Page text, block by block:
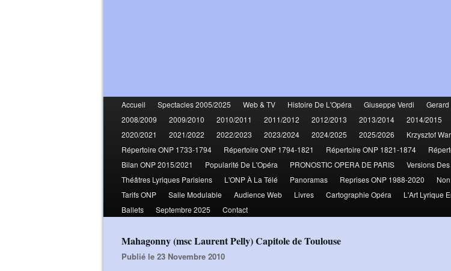
Accueil Spectacles 2005/2025 Web & TV Histoire De L'Opéra Giuseppe Verdi
2008/2009
2009/2010 2010/2011 2011/2012 2012/2013 2013/2014 2014/2015
2020/2021
2021/2022 2022/2023 2023/2024 2024/2025 2025/2026 Krzysztof
Répertoire ONP 1733-1794
Répertoire ONP 1794-1821 Répertoire ONP 1821-1874
Bilan ONP 2015/2021
Popularité De L'Opéra PRONOSTIC OPERA DE PARIS Versions
Théâtres Lyriques Parisiens
L'ONP À La Télé Panoramas Reprises ONP 1988-2020
Tarifs ONP
Salle Modulable Audience Web Livres Cartographie Opéra L'Art Lyrique
Ballets
Septembre 2025 Contact
Mahagonny (msc Laurent Pelly) Capitole de Toulouse
Publié le 23 Novembre 2010